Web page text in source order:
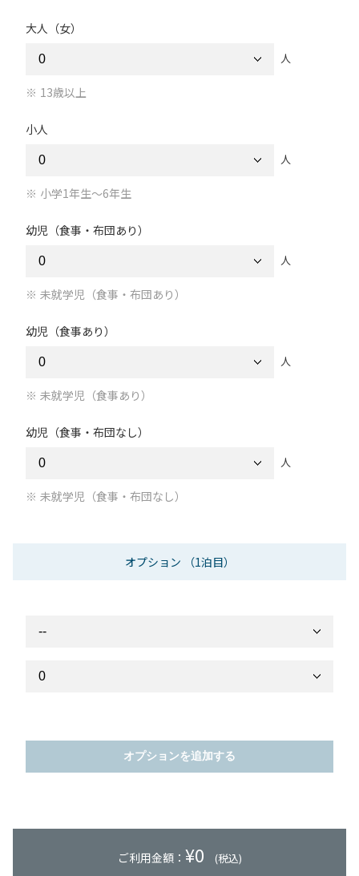
大人（女）
人
13歳以上
小人
人
小学1年生～6年生
幼児（食事・布団あり）
人
未就学児（食事・布団あり）
幼児（食事あり）
人
未就学児（食事あり）
幼児（食事・布団なし）
人
未就学児（食事・布団なし）
オプション （1泊目）
オプションを追加する
ご利用金額： ¥0 (税込)